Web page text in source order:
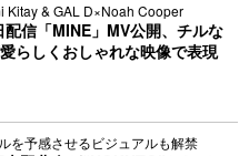
Kitay & GAL D×Noah Cooper
信「MINE」MV公開、チルな
らしくおしゃれな映像で表現
を予感させるビジュアルも解禁